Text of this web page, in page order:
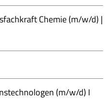
Chemie (m/w/d) |
(m/w/d) I